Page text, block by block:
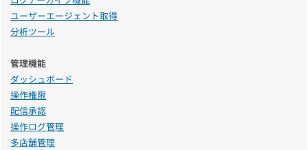
ユーザーエージェント取得
分析ツール
管理機能
ダッシュボード
操作権限
配信承認
操作ログ管理
多店舗管理